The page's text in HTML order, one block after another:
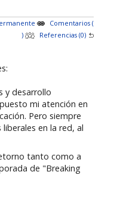
Comentarios (
)
Referencias (0)
y desarrollo
mi atención en
Pero siempre
en la red, al
tanto como a
de "Breaking